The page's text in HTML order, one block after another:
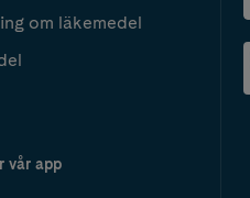
om läkemedel
vår app